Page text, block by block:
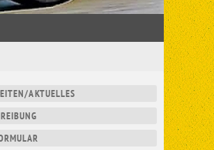
AKTUELLES